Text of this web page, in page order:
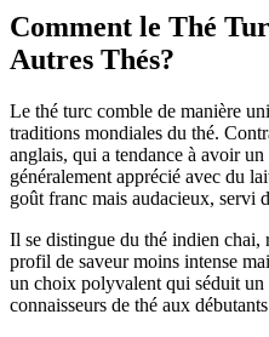
Comment le Thé
Autres Thés?
Le thé turc comble de manière
traditions mondiales du thé.
anglais, qui a tendance à avoir
généralement apprécié avec du
goût franc mais audacieux, servi
Il se distingue du thé indien chai,
profil de saveur moins intense
un choix polyvalent qui séduit un
connaisseurs de thé aux